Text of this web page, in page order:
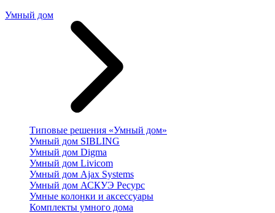
Умный дом
Типовые решения «Умный дом»
Умный дом SIBLING
Умный дом Digma
Умный дом Livicom
Умный дом Ajax Systems
Умный дом АСКУЭ Ресурс
Умные колонки и аксессуары
Комплекты умного дома